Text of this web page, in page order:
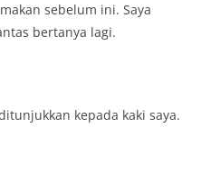
sebelum ini. Saya
bertanya lagi.
kepada kaki saya.